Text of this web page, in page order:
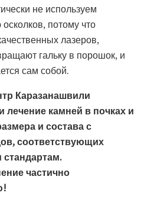
не используем
потому что
лазеров,
гальку в порошок, и
сам собой.
Каразанашвили
лечение камней в почках и
и состава с
соответствующих
частично